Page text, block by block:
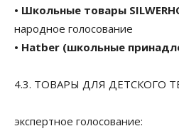
• Школьные товары
народное голосование
• Hatber (школьные
4.3. ТОВАРЫ ДЛЯ ДЕТСКОГО
экспертное голосование: